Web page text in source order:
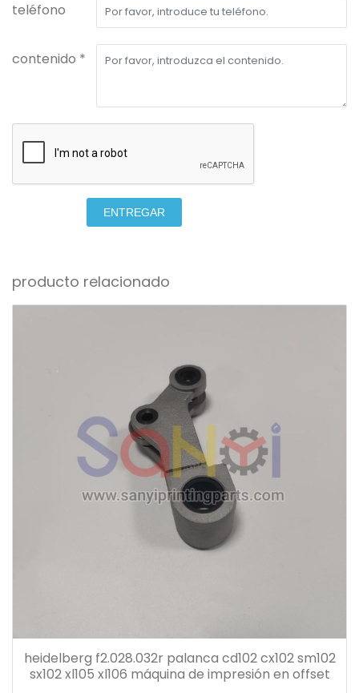
teléfono
contenido *
ENTREGAR
producto relacionado
heidelberg f2.028.032r palanca cd102 cx102 sm102
sx102 xl105 xl106 máquina de impresión en offset